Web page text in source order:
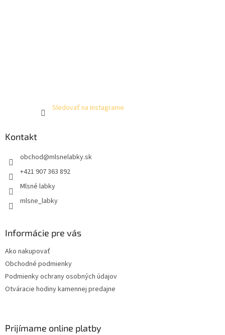
Sledovať na Instagrame
Kontakt
obchod@mlsnelabky.sk
+421 907 363 892
Mlsné labky
mlsne_labky
Informácie pre vás
Ako nakupovať
Obchodné podmienky
Podmienky ochrany osobných údajov
Otváracie hodiny kamennej predajne
Prijímame online platby